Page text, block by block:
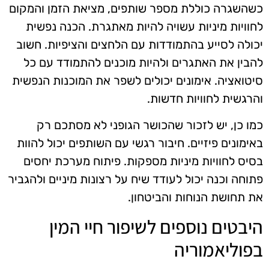
כשהשגרה כוללת מספר שותפים, מציאת הזמן והמקום
לחוויות מיניות עשויה להיות מאתגרת. הכנה נפשית
יכולה לסייע בהתמודדות עם הלחצים והציפיות. חשוב
להבין את האתגרים ולהיות מוכנים להתמודד עם כל
סיטואציה. אימונים יכולים לשפר את המוכנות הנפשית
והרגשית לחוויות חדשות.
כמו כן, יש לזכור שהכושר הגופני לא מסתכם רק
באימונים פיזיים. חיבור רגשי עם השותפים יכול להוות
בסיס לחוויות מיניות מספקות. פיתוח מערכת יחסים
פתוחה וכנה יכול לעודד שיח על רצונות מיניים ולהגביר
את תחושת הנוחות והביטחון.
היבטים נוספים לשיפור חיי המין
בפוליאמוריה